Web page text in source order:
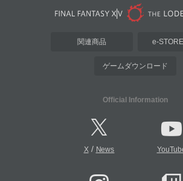
関連商品 e-
ゲームダウンロード
Official Information
X/ News